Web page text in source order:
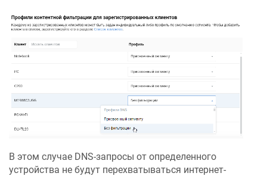
В этом случае DNS-запросы от определенного
устройства не будут перехватываться интернет-